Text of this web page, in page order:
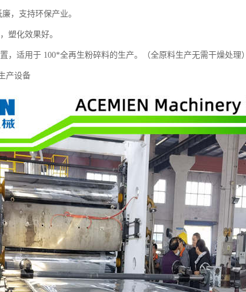
，支持环保产业。
塑化效果好。
适用于 100*全再生粉碎料的生产。（全原料生产无需干燥处理）
产设备